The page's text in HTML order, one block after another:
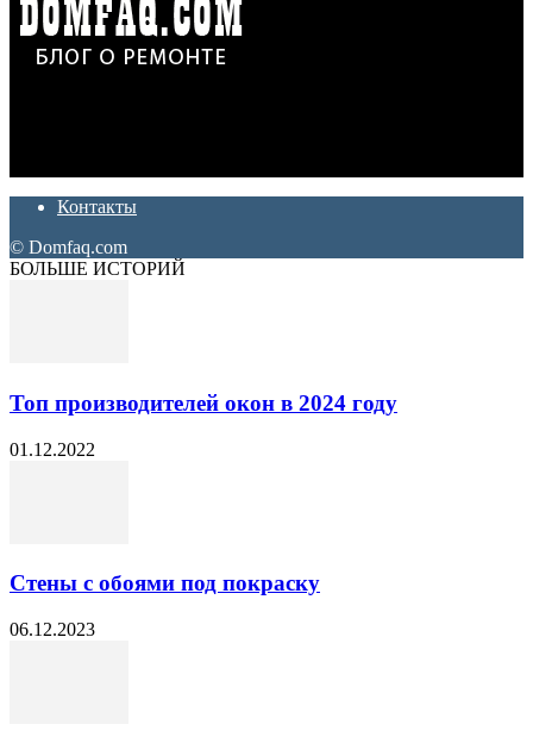
Контакты
© Domfaq.com
БОЛЬШЕ ИСТОРИЙ
Топ производителей окон в 2024 году
01.12.2022
Стены с обоями под покраску
06.12.2023